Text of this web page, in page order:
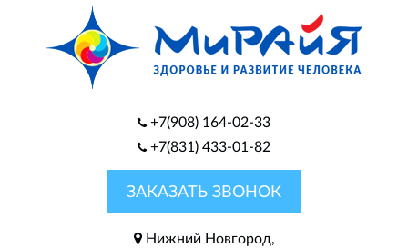
+7(908) 164-02-33
+7(831) 433-01-82
ЗАКАЗАТЬ ЗВОНОК
Нижний Новгород,